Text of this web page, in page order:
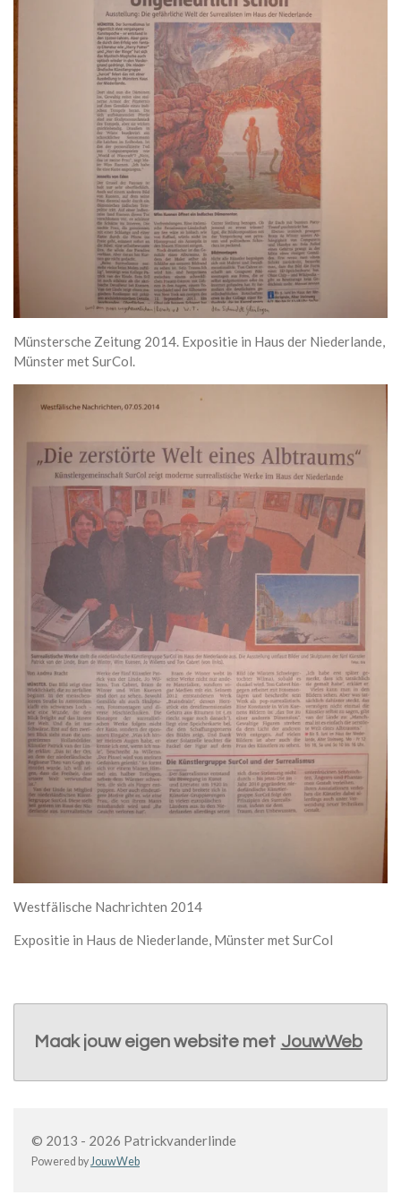
Münstersche Zeitung 2014. Expositie in Haus der Niederlande,
Münster met SurCol.
Westfälische Nachrichten 2014
Expositie in Haus de Niederlande, Münster met SurCol
Maak jouw eigen website met JouwWeb
© 2013 - 2026 Patrickvanderlinde
Powered byJouwWeb